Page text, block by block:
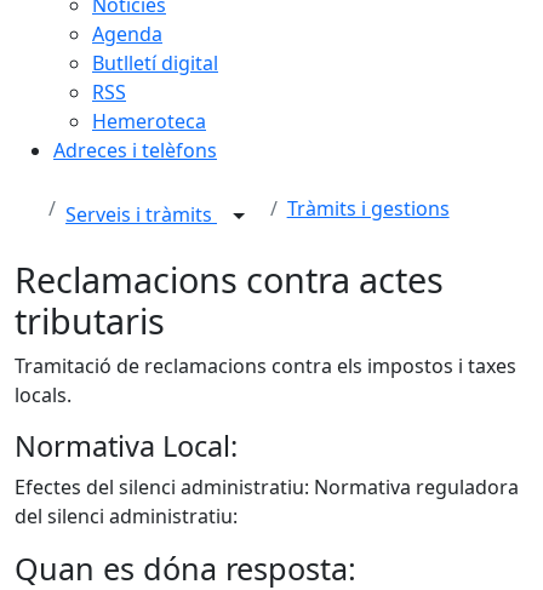
Agenda
Butlletí digital
RSS
Hemeroteca
Adreces i telèfons
Serveis i tràmits Tràmits i gestions
Reclamacions contra actes
tributaris
Tramitació de reclamacions contra els impostos i taxes
locals.
Normativa Local:
Efectes del silenci administratiu: Normativa reguladora
del silenci administratiu:
Quan es dóna resposta: